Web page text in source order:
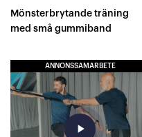
Mönsterbrytande träning
med små gummiband
ANNONSSAMARBETE
play_arrow